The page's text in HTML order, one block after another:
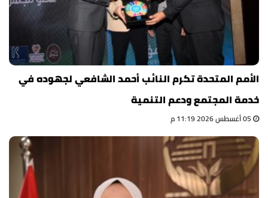
الأمم المتحدة تكرم النائب أحمد الشافعي لجهوده في
خدمة المجتمع ودعم التنمية